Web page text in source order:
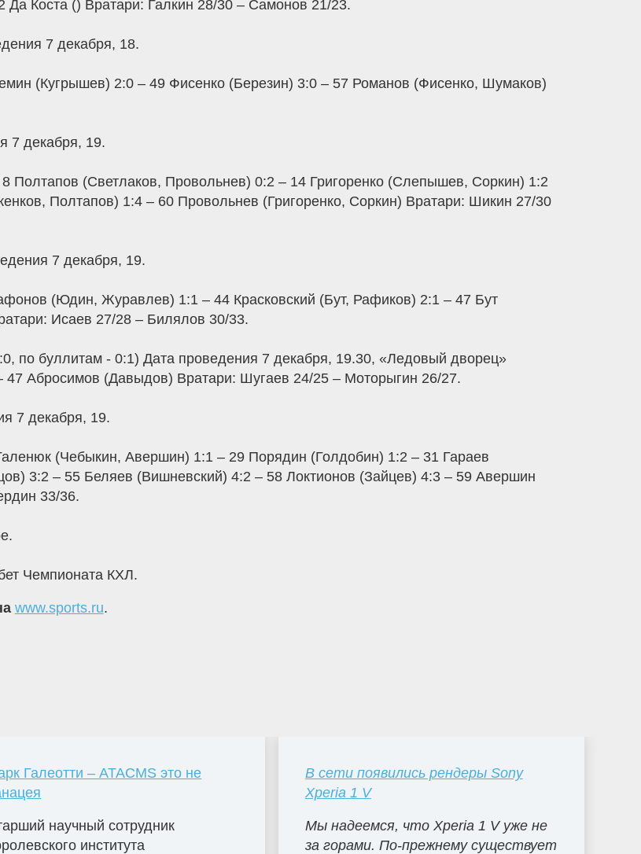
Коста () Вратари: Галкин 28/30 – Самонов 21/23.
7 декабря, 18.
(Кугрышев) 2:0 – 49 Фисенко (Березин) 3:0 – 57 Романов (Фисенко, Шумаков)
7 декабря, 19.
(Светлаков, Провольнев) 0:2 – 14 Григоренко (Слепышев, Соркин) 1:2
Полтапов) 1:4 – 60 Провольнев (Григоренко, Соркин) Вратари: Шикин 27/30
7 декабря, 19.
(Юдин, Журавлев) 1:1 – 44 Красковский (Бут, Рафиков) 2:1 – 47 Бут
Исаев 27/28 – Билялов 30/33.
по буллитам - 0:1) Дата проведения 7 декабря, 19.30, «Ледовый дворец»
Абросимов (Давыдов) Вратари: Шугаев 24/25 – Моторыгин 26/27.
7 декабря, 19.
(Чебыкин, Авершин) 1:1 – 29 Порядин (Голдобин) 1:2 – 31 Гараев
3:2 – 55 Беляев (Вишневский) 4:2 – 58 Локтионов (Зайцев) 4:3 – 59 Авершин
33/36.
Чемпионата КХЛ.
www.sports.ru.
Галеотти – ATACMS это не
научный сотрудник
института
В сети появились рендеры Sony
Xperia 1 V
Мы надеемся, что Xperia 1 V уже не
за горами. По-прежнему существует